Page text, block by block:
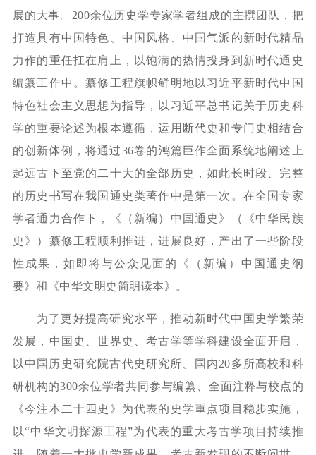
展的大事。200余位历史学专家学者组成的主撰团队，把
打造具有中国特色、中国风格、中国气派的新时代精品
力作的重任扛在肩上，以饱满的热情投身到新时代通史
编纂工作中。纂修工程旗帜鲜明地以习近平新时代中国
特色社会主义思想为指导，以习近平总书记关于历史科
学的重要论述为根本遵循，运用断代史和专门史相结合
的创新体例，将通过36卷的鸿篇巨作全面系统地阐述上
起远古下至党的二十大的全部历史，如此长时段、完整
的历史书写在我国通史类著作中是第一次。在全国专家
学者通力合作下，《（新编）中国通史》（《中华民族
史》）纂修工程顺利推进，进展良好，产出了一些阶段
性成果，如即将与公众见面的《（新编）中国通史纲
要》和《中华文明史简明读本》。
为了更好提高研究水平，推动新时代中国史学繁荣
发展，中国史、世界史、考古学等学科建设全面开启，
以中国历史研究院古代史研究所、国内20多所高校和科
研机构的300余位学者共同参与编纂、全面注释与校点的
《今注本二十四史》为代表的史学重点项目稳步实施，
以“中华文明探源工程”为代表的重大考古学项目持续推